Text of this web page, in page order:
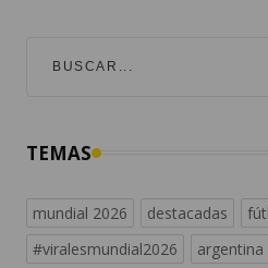
TEMAS
mundial 2026 destacadas
#viralesmundial2026
argentina